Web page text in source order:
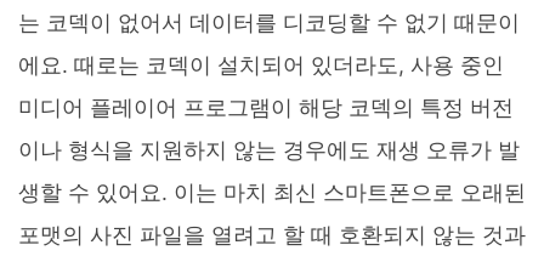
는 코덱이 없어서 데이터를 디코딩할 수 없기 때문이
에요. 때로는 코덱이 설치되어 있더라도, 사용 중인
미디어 플레이어 프로그램이 해당 코덱의 특정 버전
이나 형식을 지원하지 않는 경우에도 재생 오류가 발
생할 수 있어요. 이는 마치 최신 스마트폰으로 오래된
포맷의 사진 파일을 열려고 할 때 호환되지 않는 것과